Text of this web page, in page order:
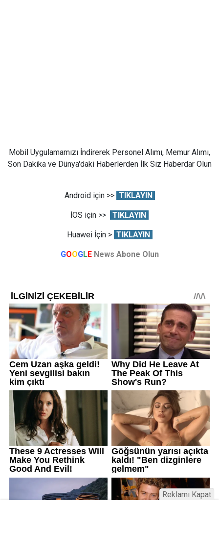
Mobil Uygulamamızı İndirerek Personel Alımı, Memur Alımı,
Son Dakika ve Dünya'daki Haberlerden İlk Siz Haberdar Olun
Android için >> TIKLAYIN
İOS için >> TIKLAYIN
Huawei İçin > TIKLAYIN
GOOGLE News Abone Olun
Reklamı Kapat